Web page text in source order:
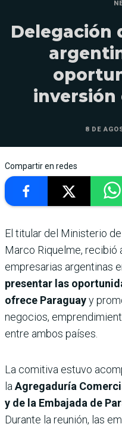
Delegación
inversión
8 DE
Compartir en redes
El titular del Ministerio
Marco Riquelme, recibió
empresarias argentinas
presentar las
ofrece Paraguayy
negocios,
entre ambos países.
La comitiva estuvo
la Agregaduría
y de la Embajada de
Durante la reunión, las